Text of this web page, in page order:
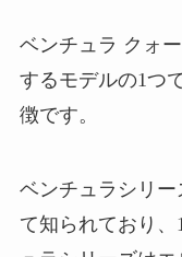
ベンチュラ クォ
するモデルの1つ
徴です。
ベンチュラシリ
て知られており